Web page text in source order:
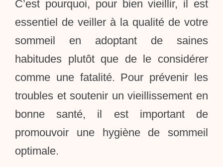
C’est pourquoi, pour bien vieillir, il est
essentiel de veiller à la qualité de votre
sommeil en adoptant de saines
habitudes plutôt que de le considérer
comme une fatalité. Pour prévenir les
troubles et soutenir un vieillissement en
bonne santé, il est important de
promouvoir une hygiène de sommeil
optimale.